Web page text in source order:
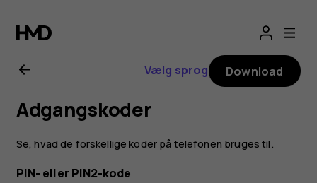
Brugervejledning
til
Nokia
G20
Vælg sprog Download
Adgangskoder
Se, hvad de forskellige koder på telefonen bruges til.
PIN- eller PIN2-kode